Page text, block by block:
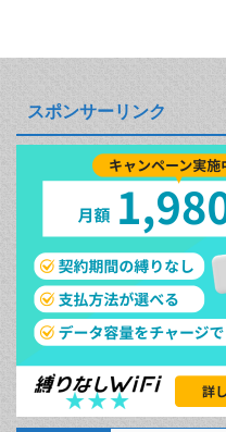
スポンサーリンク